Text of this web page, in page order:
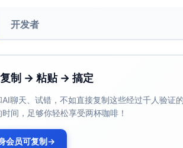
阅：如流媒体、健身房会员等，如使用频率较低
与跟踪
限额（建议控制在3500以下），并在每个类别
开发者
制 → 粘贴 → 搞定
聊天、试错，不如直接复制这些经过千人验证
间，足够你轻松享受两杯咖啡！
会员可复制→